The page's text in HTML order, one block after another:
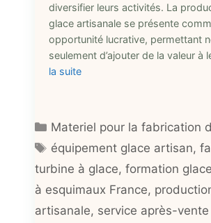
diversifier leurs activités. La
glace artisanale se présente
opportunité lucrative, permettant
seulement d’ajouter de la valeur à
la suite
Catégories
Materiel pour la fabrication
Étiquettes
équipement glace artisan,
turbine à glace, formation glace
à esquimaux France,
artisanale, service après-